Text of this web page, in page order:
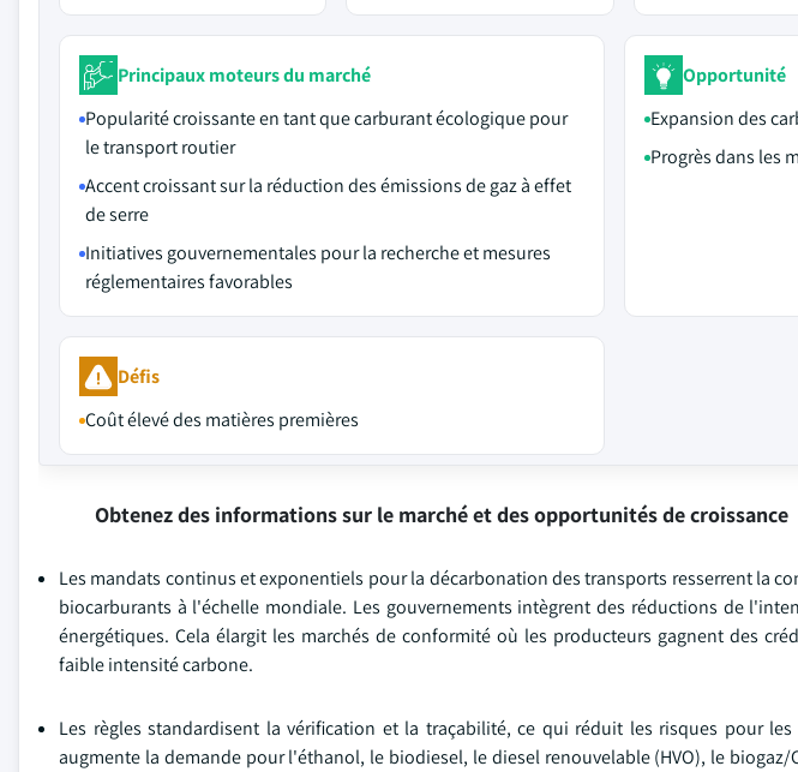
Principaux moteurs du marché
Popularité croissante en tant que carburant écologique pour
le transport routier
Accent croissant sur la réduction des émissions de gaz à effet
de serre
Initiatives gouvernementales pour la recherche et mesures
réglementaires favorables
Opportunité
Expansion des
Progrès dans les
Défis
Coût élevé des matières premières
Obtenez des informations sur le marché et des opportunités de croissance
Les mandats continus et exponentiels pour la décarbonation des transports resserrent la
biocarburants à l'échelle mondiale. Les gouvernements intègrent des réductions de
énergétiques. Cela élargit les marchés de conformité où les producteurs gagnent des
faible intensité carbone.
Les règles standardisent la vérification et la traçabilité, ce qui réduit les risques pour
augmente la demande pour l'éthanol, le biodiesel, le diesel renouvelable (HVO), le